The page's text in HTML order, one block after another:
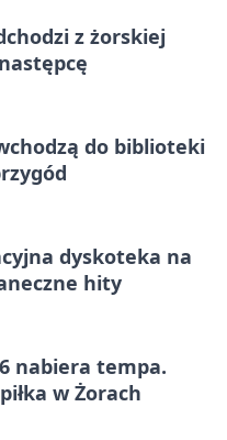
z żorskiej
do biblioteki
dyskoteka na
hity
nabiera tempa.
w Żorach